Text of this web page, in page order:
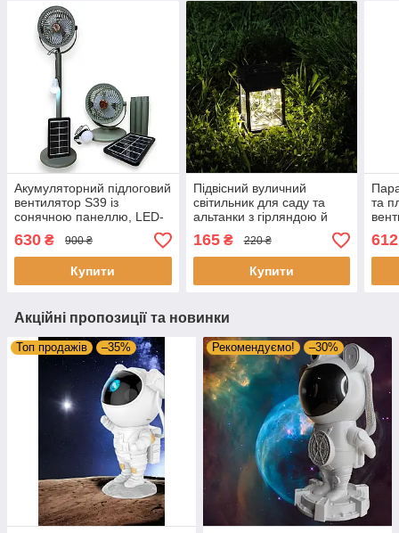
Акумуляторний підлоговий
вентилятор S39 із
сонячною панеллю, LED-
PowerBank, USB-C, 5
швидкостей,
телескопічний
630 ₴ 900 ₴
Купити
Підвісний вуличний
світильник для саду та
альтанки з гірляндою й
автосвітлом на сонячній
батареї
165₴ 220 ₴
Купити
та
синя
612
Акційні пропозиції та новинки
Топ продажів –35% Рекомендуємо! –30%